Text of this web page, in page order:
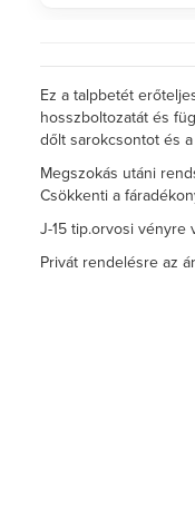
Ez a talpbetét
hosszboltozatát és
dőlt sarokcsontot és
Megszokás utáni
Csökkenti a
J-15 tip.orvosi vényre
Privát rendelésre az